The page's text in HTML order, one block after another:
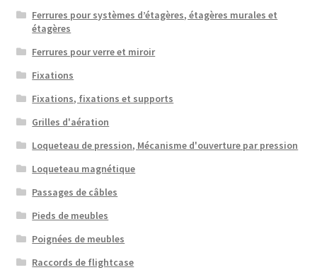
Ferrures pour systèmes d’étagères, étagères murales et
étagères
Ferrures pour verre et miroir
Fixations
Fixations, fixations et supports
Grilles d'aération
Loqueteau de pression, Mécanisme d'ouverture par pression
Loqueteau magnétique
Passages de câbles
Pieds de meubles
Poignées de meubles
Raccords de flightcase